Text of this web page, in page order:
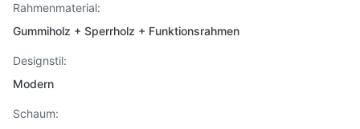
Rahmenmaterial:
Gummiholz ​​+ Sperrholz + Funktionsrahmen
Designstil:
Modern
Schaum: